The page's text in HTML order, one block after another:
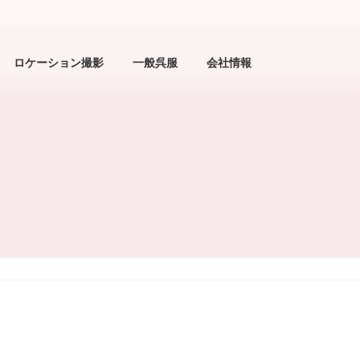
ロケーション撮影 一般呉服 会社情報